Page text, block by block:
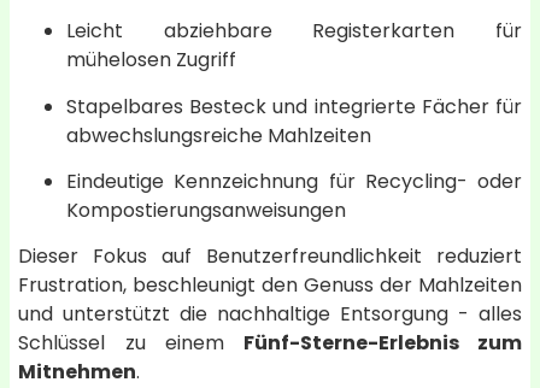
Leicht abziehbare Registerkarten für
mühelosen Zugriff
Stapelbares Besteck und integrierte Fächer für
abwechslungsreiche Mahlzeiten
Eindeutige Kennzeichnung für Recycling- oder
Kompostierungsanweisungen
Dieser Fokus auf Benutzerfreundlichkeit reduziert
Frustration, beschleunigt den Genuss der Mahlzeiten
und unterstützt die nachhaltige Entsorgung - alles
Schlüssel zu einem Fünf-Sterne-Erlebnis zum
Mitnehmen.